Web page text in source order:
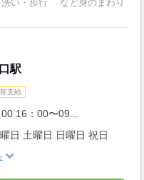
駅
支給
16：00〜09...
日 土曜日 日曜日 祝日